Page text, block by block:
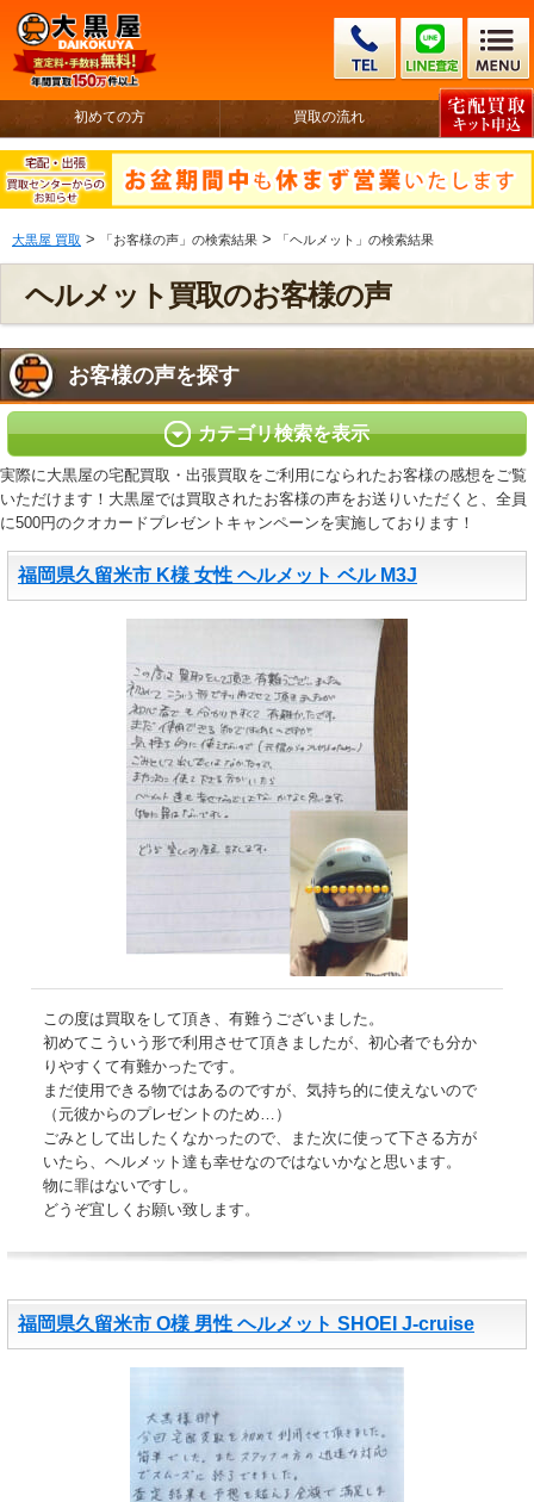
初めての方 買取の流れ
大黒屋 買取 > 「お客様の声」の検索結果 > 「ヘルメット」の検索結果
ヘルメット買取のお客様の声
お客様の声を探す
カテゴリ検索を表示
実際に大黒屋の宅配買取・出張買取をご利用になられたお客様の感想をご覧
いただけます！大黒屋では買取されたお客様の声をお送りいただくと、全員
に500円のクオカードプレゼントキャンペーンを実施しております！
福岡県久留米市 K様 女性 ヘルメット ベル M3J
この度は買取をして頂き、有難うございました。
初めてこういう形で利用させて頂きましたが、初心者でも分か
りやすくて有難かったです。
まだ使用できる物ではあるのですが、気持ち的に使えないので
（元彼からのプレゼントのため…）
ごみとして出したくなかったので、また次に使って下さる方が
いたら、ヘルメット達も幸せなのではないかなと思います。
物に罪はないですし。
どうぞ宜しくお願い致します。
福岡県久留米市 O様 男性 ヘルメット SHOEI J-cruise